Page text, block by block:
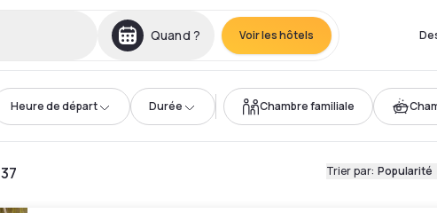
Quand ? Voir les hôtels
Heure de départ Durée Chambre familiale
37 Trier par: Popularité